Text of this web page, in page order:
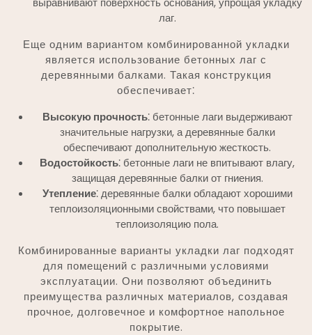
лаг.
Еще одним вариантом комбинированной укладки
является использование бетонных лаг с
деревянными балками. Такая конструкция
обеспечивает⁚
Высокую прочность⁚ бетонные лаги выдерживают
значительные нагрузки, а деревянные балки
обеспечивают дополнительную жесткость.
Водостойкость⁚ бетонные лаги не впитывают влагу,
защищая деревянные балки от гниения.
Утепление⁚ деревянные балки обладают хорошими
теплоизоляционными свойствами, что повышает
теплоизоляцию пола.
Комбинированные варианты укладки лаг подходят
для помещений с различными условиями
эксплуатации. Они позволяют объединить
преимущества различных материалов, создавая
прочное, долговечное и комфортное напольное
покрытие.